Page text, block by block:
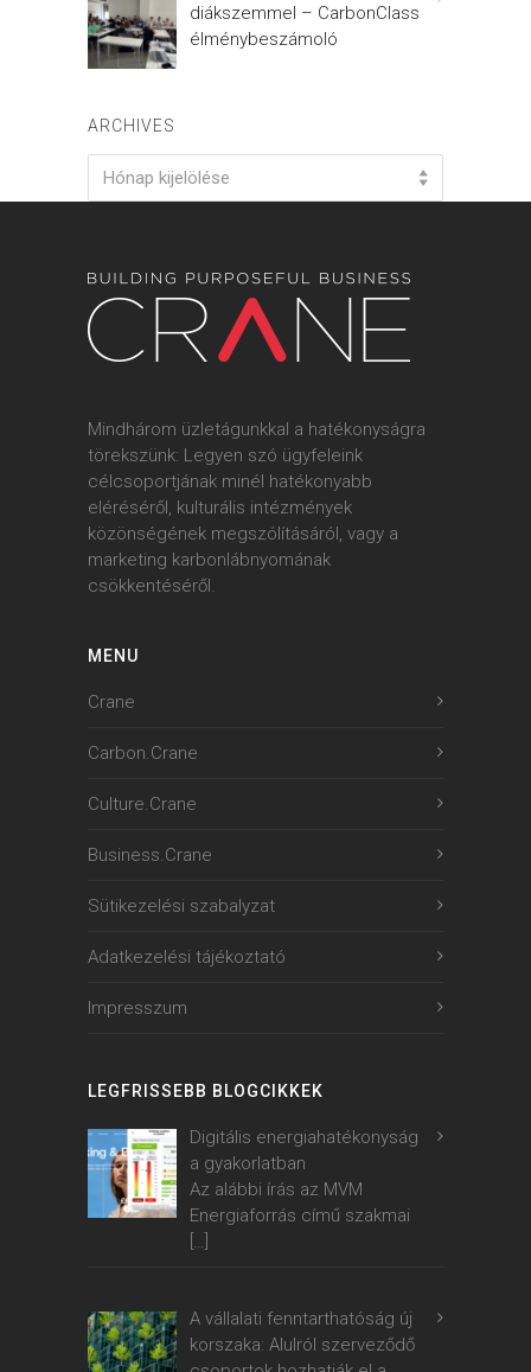
diákszemmel – CarbonClass
élménybeszámoló
ARCHIVES
Archives
Hónap kijelölése
Mindhárom üzletágunkkal a hatékonyságra
törekszünk: Legyen szó ügyfeleink
célcsoportjának minél hatékonyabb
eléréséről, kulturális intézmények
közönségének megszólításáról, vagy a
marketing karbonlábnyomának
csökkentéséről.
MENU
Crane
Carbon.Crane
Culture.Crane
Business.Crane
Sütikezelési szabalyzat
Adatkezelési tájékoztató
Impresszum
LEGFRISSEBB BLOGCIKKEK
Digitális energiahatékonyság
a gyakorlatban
Az alábbi írás az MVM
Energiaforrás című szakmai
[…]
A vállalati fenntarthatóság új
korszaka: Alulról szerveződő